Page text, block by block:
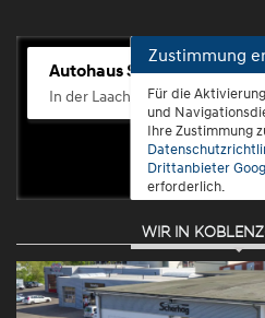
Autohaus Scherhag
In der Laach 76, 56072 Koblenz-
Zustimmung
Für die
und
Ihre Zustimmung
Drittanbieter
erforderlich.
und
WIR IN